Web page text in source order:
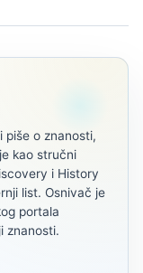
piše o znanosti,
kao stručni
i History
list. Osnivač je
portala
znanosti.